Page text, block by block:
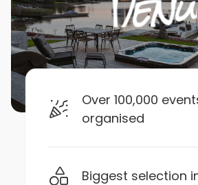
Over 100,000
organised
Biggest selection